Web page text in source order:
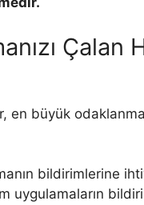
Çalan
en büyük
bildirimlerine
uygulamaların